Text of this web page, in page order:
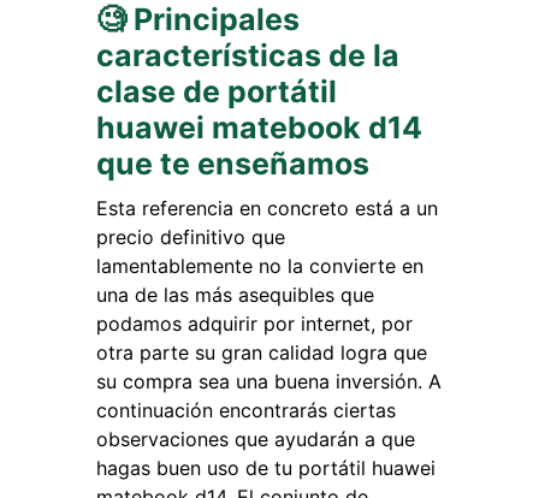
🧐 Principales
características de la
clase de portátil
huawei matebook d14
que te enseñamos
Esta referencia en concreto está a un
precio definitivo que
lamentablemente no la convierte en
una de las más asequibles que
podamos adquirir por internet, por
otra parte su gran calidad logra que
su compra sea una buena inversión. A
continuación encontrarás ciertas
observaciones que ayudarán a que
hagas buen uso de tu portátil huawei